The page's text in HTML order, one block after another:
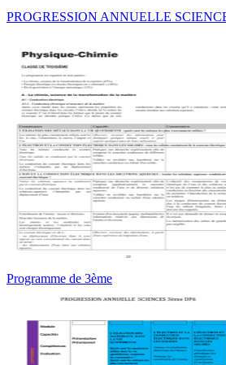
PROGRESSION ANNUELLE
Programme de 3ème